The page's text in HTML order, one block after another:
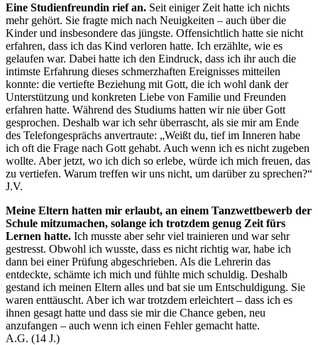
Eine Studienfreundin rief an. Seit einiger Zeit hatte ich nichts
mehr gehört. Sie fragte mich nach Neuigkeiten – auch über die
Kinder und insbesondere das jüngste. Offensichtlich hatte sie nicht
erfahren, dass ich das Kind verloren hatte. Ich erzählte, wie es
gelaufen war. Dabei hatte ich den Eindruck, dass ich ihr auch die
intimste Erfahrung dieses schmerzhaften Ereignisses mitteilen
konnte: die vertiefte Beziehung mit Gott, die ich wohl dank der
Unterstützung und konkreten Liebe von Familie und Freunden
erfahren hatte. Während des Studiums hatten wir nie über Gott
gesprochen. Deshalb war ich sehr überrascht, als sie mir am Ende
des Telefongesprächs anvertraute: „Weißt du, tief im Inneren habe
ich oft die Frage nach Gott gehabt. Auch wenn ich es nicht zugeben
wollte. Aber jetzt, wo ich dich so erlebe, würde ich mich freuen, das
zu vertiefen. Warum treffen wir uns nicht, um darüber zu sprechen?“
J.V.
Meine Eltern hatten mir erlaubt, an einem Tanzwettbewerb der
Schule mitzumachen, solange ich trotzdem genug Zeit fürs
Lernen hatte. Ich musste aber sehr viel trainieren und war sehr
gestresst. Obwohl ich wusste, dass es nicht richtig war, habe ich
dann bei einer Prüfung abgeschrieben. Als die Lehrerin das
entdeckte, schämte ich mich und fühlte mich schuldig. Deshalb
gestand ich meinen Eltern alles und bat sie um Entschuldigung. Sie
waren enttäuscht. Aber ich war trotzdem erleichtert – dass ich es
ihnen gesagt hatte und dass sie mir die Chance geben, neu
anzufangen – auch wenn ich einen Fehler gemacht hatte.
A.G. (14 J.)